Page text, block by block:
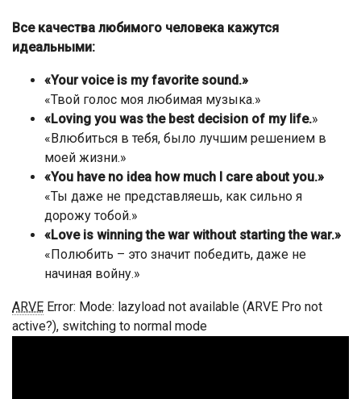
Все качества любимого человека кажутся
идеальными:
«Your voice is my favorite sound.»
«Твой голос моя любимая музыка.»
«Loving you was the best decision of my life.»
«Влюбиться в тебя, было лучшим решением в
моей жизни.»
«You have no idea how much I care about you.»
«Ты даже не представляешь, как сильно я
дорожу тобой.»
«Love is winning the war without starting the war.»
«Полюбить – это значит победить, даже не
начиная войну.»
ARVE Error: Mode: lazyload not available (ARVE Pro not
active?), switching to normal mode